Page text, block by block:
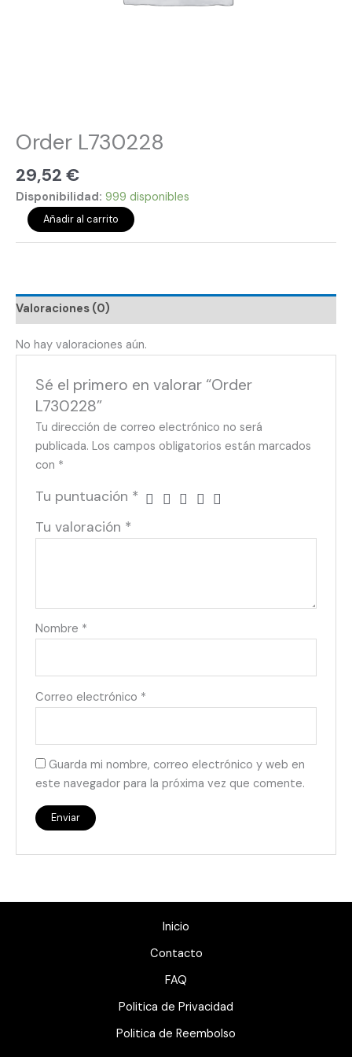
Order L730228
29,52 €
Disponibilidad: 999 disponibles
Añadir al carrito
Valoraciones (0)
No hay valoraciones aún.
Sé el primero en valorar “Order
L730228”
Tu dirección de correo electrónico no será
publicada. Los campos obligatorios están marcados
con *
Tu puntuación *
Tu valoración *
Nombre *
Correo electrónico *
Guarda mi nombre, correo electrónico y web en
este navegador para la próxima vez que comente.
Inicio
Contacto
FAQ
Politica de Privacidad
Politica de Reembolso